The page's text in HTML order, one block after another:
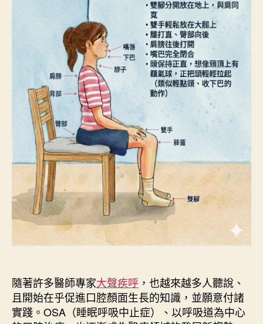
姿
勢
練
習
〉
中
隨著許多醫師專家大聲疾呼 ，也越來越多人聽說、
且開始在乎促進口腔顏面生長的知識，並願意付諸
實踐。OSA（睡眠呼吸中止症）、以呼吸道為中心